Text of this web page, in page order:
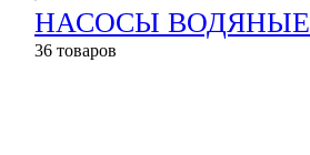
НАСОСЫ ВОДЯНЫЕ
36 товаров